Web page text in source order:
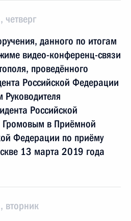
данного по итогам
видео-конференц-связи
проведённого
Российской Федерации
Российской
в Приёмной
Федерации по приёму
13 марта 2019 года
вторник